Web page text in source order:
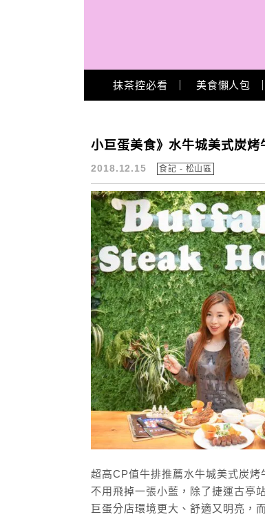
Main Menu
抹茶控必看 美食懶人包
高CP值牛排
小巨蛋美食》水牛城美式炭
2018.12.15 食記 - 松山區
超高CP值牛排推薦水牛城美式炭
不用飛掉一張小藍，除了捷運古亭
巨蛋分店環境更大、舒適又明亮，